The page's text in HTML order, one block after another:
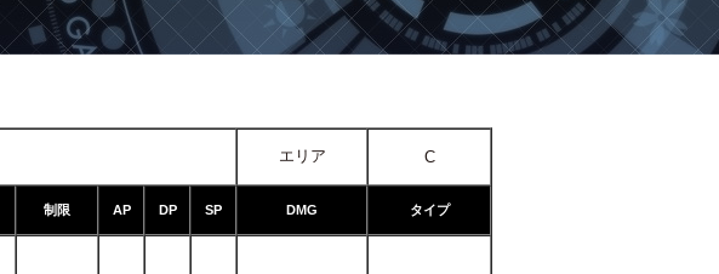
エリア C
制限 AP DP SP DMG タイプ